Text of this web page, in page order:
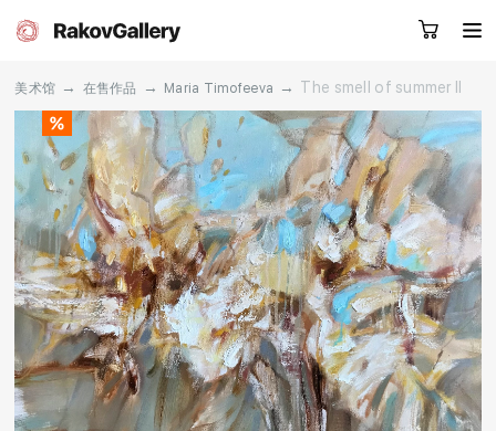
RU EN CN
目录 艺术家
关于我们 服务
新闻 联系我们
请留下您的微信号，我们会联系您
美术馆 → 在售作品 → Maria Timofeeva → The smell of summer II